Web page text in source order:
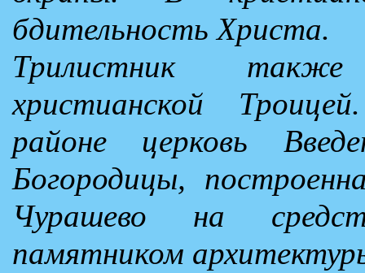
бдительность Христа.
Трилистник
христианской
районе церковь
Богородицы,
Чурашево на
памятником